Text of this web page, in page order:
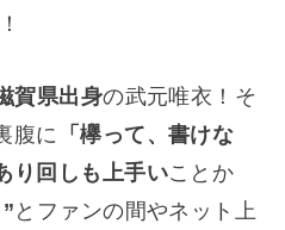
賀県出身の武元唯衣！そ
腹に
「欅って、書けな
り回しも上手いことか
とファンの間やネット上